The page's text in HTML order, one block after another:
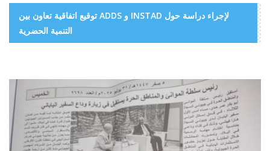
توقيع اتفاقية تعاون بين ADDS و INSTAD لإجراء دراسة حول
التنمية الحضرية